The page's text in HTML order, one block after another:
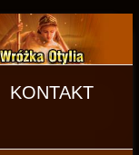
KONTAKT